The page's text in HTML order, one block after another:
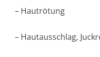
– Hautrötung
– Hautausschlag,